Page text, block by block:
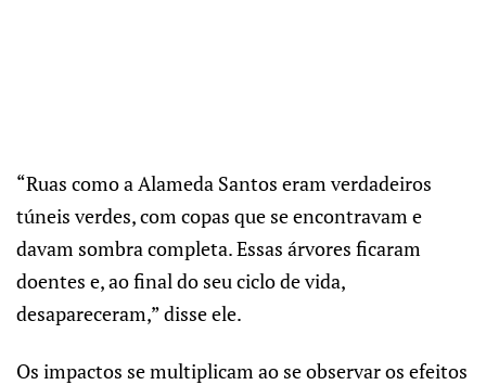
“Ruas como a Alameda Santos eram verdadeiros
túneis verdes, com copas que se encontravam e
davam sombra completa. Essas árvores ficaram
doentes e, ao final do seu ciclo de vida,
desapareceram,” disse ele.
Os impactos se multiplicam ao se observar os efeitos